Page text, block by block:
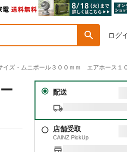
ログ
ズ・ムニボール３００ｍｍ エアホース１
配送
店舗受取
CAINZ PickUp